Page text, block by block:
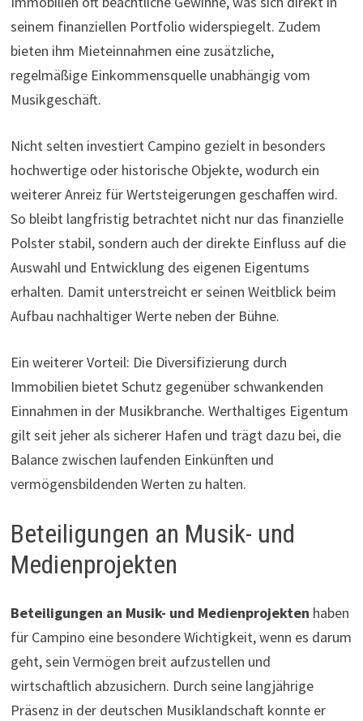
seinem finanziellen Portfolio widerspiegelt. Zudem
bieten ihm Mieteinnahmen eine zusätzliche,
regelmäßige Einkommensquelle unabhängig vom
Musikgeschäft.
Nicht selten investiert Campino gezielt in besonders
hochwertige oder historische Objekte, wodurch ein
weiterer Anreiz für Wertsteigerungen geschaffen wird.
So bleibt langfristig betrachtet nicht nur das finanzielle
Polster stabil, sondern auch der direkte Einfluss auf die
Auswahl und Entwicklung des eigenen Eigentums
erhalten. Damit unterstreicht er seinen Weitblick beim
Aufbau nachhaltiger Werte neben der Bühne.
Ein weiterer Vorteil: Die Diversifizierung durch
Immobilien bietet Schutz gegenüber schwankenden
Einnahmen in der Musikbranche. Werthaltiges Eigentum
gilt seit jeher als sicherer Hafen und trägt dazu bei, die
Balance zwischen laufenden Einkünften und
vermögensbildenden Werten zu halten.
Beteiligungen an Musik- und
Medienprojekten
Beteiligungen an Musik- und Medienprojekten haben
für Campino eine besondere Wichtigkeit, wenn es darum
geht, sein Vermögen breit aufzustellen und
wirtschaftlich abzusichern. Durch seine langjährige
Präsenz in der deutschen Musiklandschaft konnte er